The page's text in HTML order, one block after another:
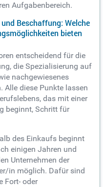
Aufgabenbereich.
Beschaffung: Welche
bieten
entscheidend für die
die Spezialisierung auf
nachgewiesenes
Alle diese Punkte lassen
das mit einer
beginnt, Schritt für
des Einkaufs beginnt
einigen Jahren und
Unternehmen der
in möglich. Dafür sind
Fort- oder